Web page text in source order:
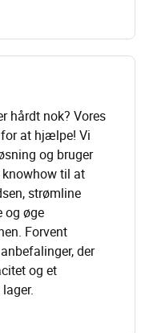
hårdt nok? Vores
for at hjælpe! Vi
og bruger
til at
strømline
og øge
Forvent
der
og et